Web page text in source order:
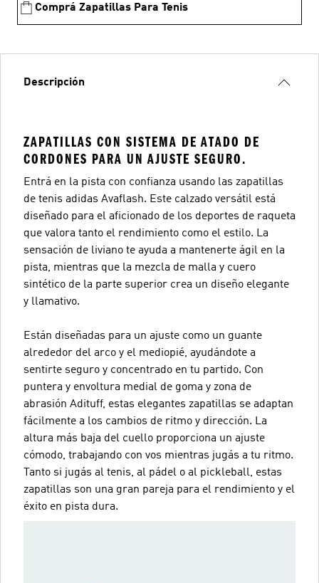
Comprá Zapatillas Para Tenis
Descripción
ZAPATILLAS CON SISTEMA DE ATADO DE
CORDONES PARA UN AJUSTE SEGURO.
Entrá en la pista con confianza usando las zapatillas
de tenis adidas Avaflash. Este calzado versátil está
diseñado para el aficionado de los deportes de raqueta
que valora tanto el rendimiento como el estilo. La
sensación de liviano te ayuda a mantenerte ágil en la
pista, mientras que la mezcla de malla y cuero
sintético de la parte superior crea un diseño elegante
y llamativo.
Están diseñadas para un ajuste como un guante
alrededor del arco y el mediopié, ayudándote a
sentirte seguro y concentrado en tu partido. Con
puntera y envoltura medial de goma y zona de
abrasión Adituff, estas elegantes zapatillas se adaptan
fácilmente a los cambios de ritmo y dirección. La
altura más baja del cuello proporciona un ajuste
cómodo, trabajando con vos mientras jugás a tu ritmo.
Tanto si jugás al tenis, al pádel o al pickleball, estas
zapatillas son una gran pareja para el rendimiento y el
éxito en pista dura.